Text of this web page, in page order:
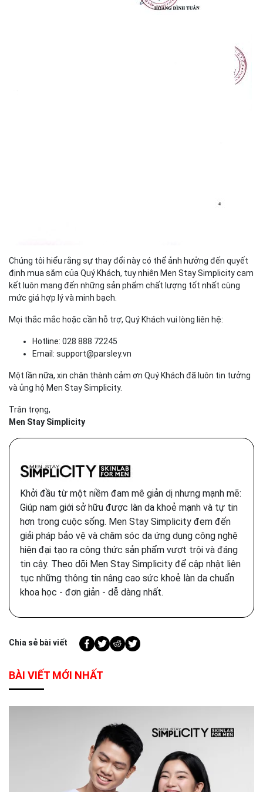
Chúng tôi hiểu rằng sự thay đổi này có thể ảnh hưởng đến quyết
định mua sắm của Quý Khách, tuy nhiên Men Stay Simplicity cam
kết luôn mang đến những sản phẩm chất lượng tốt nhất cùng
mức giá hợp lý và minh bạch.
Mọi thắc mắc hoặc cần hỗ trợ, Quý Khách vui lòng liên hệ:
Hotline: 028 888 72245
Email: support@parsley.vn
Một lần nữa, xin chân thành cảm ơn Quý Khách đã luôn tin tưởng
và ủng hộ Men Stay Simplicity.
Trân trọng,
Men Stay Simplicity
Khởi đầu từ một niềm đam mê giản dị nhưng mạnh mẽ:
Giúp nam giới sở hữu được làn da khoẻ mạnh và tự tin
hơn trong cuộc sống. Men Stay Simplicity đem đến
giải pháp bảo vệ và chăm sóc da ứng dụng công nghệ
hiện đại tạo ra công thức sản phẩm vượt trội và đáng
tin cậy. Theo dõi Men Stay Simplicity để cập nhật liên
tục những thông tin nâng cao sức khoẻ làn da chuẩn
khoa học - đơn giản - dễ dàng nhất.
Chia sẻ bài viết
BÀI VIẾT MỚI NHẤT